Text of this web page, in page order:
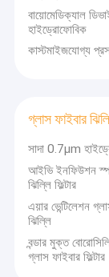
বায়োমেডিক্যাল
হাইড্রোফোবিক
কাস্টমাইজযোগ্য
গ্লাস ফাইবার
সাদা 0.7μm
আইভি ইনফিউশন
ঝিল্লি ফিল্টার
এয়ার ভেন্টিলেশন
ঝিল্লি
বন্ডার মুক্ত
গ্লাস ফাইবার ফিল্টার